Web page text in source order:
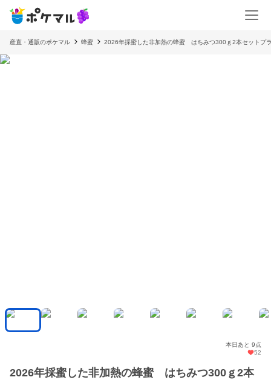
産直・通販のポケマル 蜂蜜 2026年採蜜した非加熱の蜂蜜 はちみつ300ｇ2本セットプ
本日あと 9点
52
2026年採蜜した非加熱の蜂蜜 はちみつ300ｇ2本